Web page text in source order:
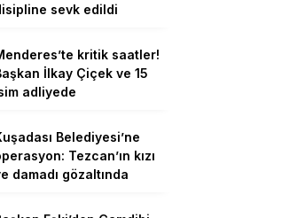
sevk edildi
kritik saatler!
İlkay Çiçek ve 15
adliyede
Belediyesi’ne
Tezcan’ın kızı
damadı gözaltında